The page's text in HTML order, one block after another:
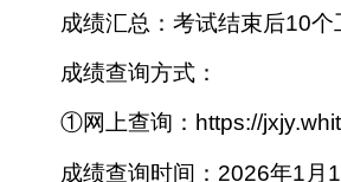
成绩汇总：考试结束后10
成绩查询方式：
①网上查询：https://
成绩查询时间：2026年1月